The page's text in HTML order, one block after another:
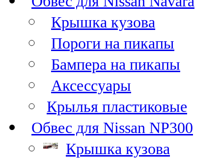
Крышка кузова
Пороги на пикапы
Бампера на пикапы
Аксессуары
Крылья пластиковые
Обвес для Nissan NP300
Крышка кузова